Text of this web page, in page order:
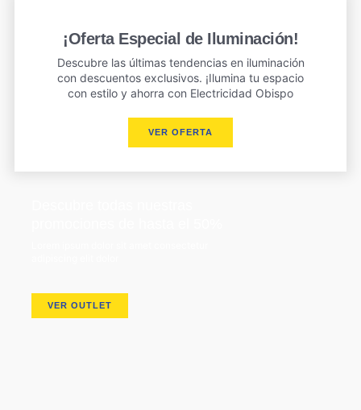
¡Oferta Especial de Iluminación!
Descubre las últimas tendencias en iluminación
con descuentos exclusivos. ¡Ilumina tu espacio
con estilo y ahorra con Electricidad Obispo
VER OFERTA
VER OUTLET